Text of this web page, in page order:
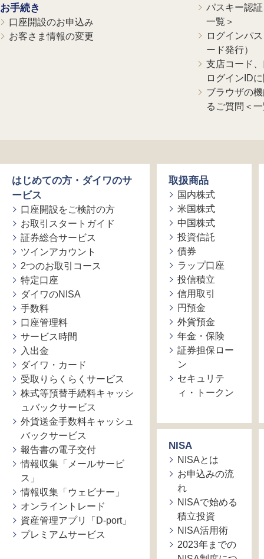
お手続き
口座開設のお申込み
お客さま情報の変更
パスキー認
一覧＞
ログインパ
ード発行）
支店コード
ログインID
ブラウザの
るご質問＜
はじめての方・ダイワのサ
ービス
口座開設をご検討の方
お取引スタートガイド
証券総合サービス
ツインアカウント
2つのお取引コース
特定口座
ダイワのNISA
手数料
口座管理料
サービス時間
入出金
ダイワ・カード
受取りらくらくサービス
株式等預替手続料キャッシ
ュバックサービス
外貨送金手数料キャッシュ
バックサービス
報告書の電子交付
情報収集「メールサービ
ス」
情報収集「ウェビナー」
オンライントレード
資産管理アプリ「D-port」
プレミアムサービス
取扱商品
国内株式
米国株式
中国株式
投資信託
債券
ラップ口座
投信積立
信用取引
円預金
外貨預金
年金・保険
証券担保ロー
ン
セキュリテ
ィ・トークン
NISA
NISAとは
お申込みの流
れ
NISAで始める
積立投資
NISA活用術
2023年までの